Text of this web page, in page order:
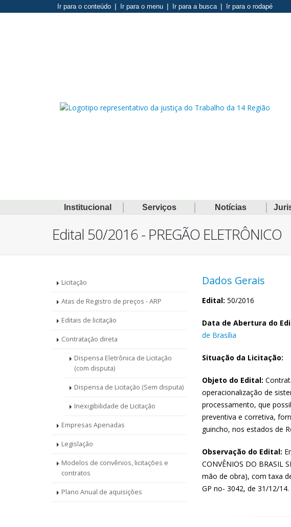
Ir para o conteúdo Ir para o menu Ir para a busca Ir para o rodapé
Institucional Serviços Notícias
Edital 50/2016 - PREGÃO ELETRÔNICO
Menu
-
Licitações
Licitação
Atas de Registro de preços - ARP
Editais de licitação
Contratação direta
Dispensa Eletrônica de Licitação
(com disputa)
Dispensa de Licitação (Sem disputa)
Inexigibilidade de Licitação
Empresas Apenadas
Legislação
Modelos de convênios, licitações e
contratos
Plano Anual de aquisições
Dados Gerais
Edital: 50/2016
Data de Abertura do
de Brasília
Situação da Licitação:
Objeto do Edital:
operacionalização de
processamento, que
preventiva e corretiva,
guincho, nos estados de
Observação do Edital:
CONVÊNIOS DO BRASIL
mão de obra), com taxa
GP no- 3042, de 31/12/14.